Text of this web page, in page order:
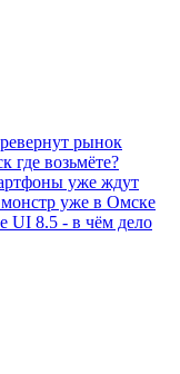
рынок
где возьмёте?
уже ждут
уже в Омске
UI 8.5 - в чём дело